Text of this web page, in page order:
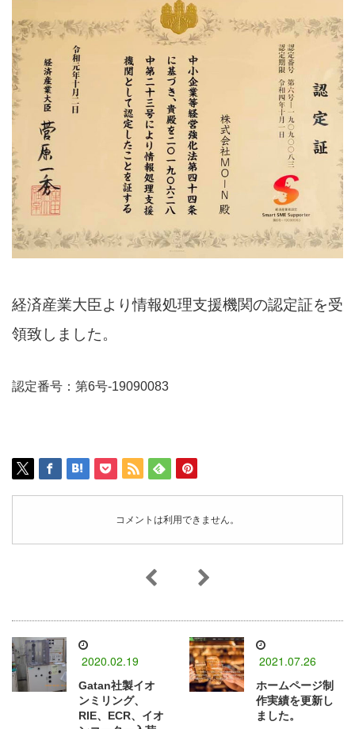
経済産業大臣より情報処理支援機関の認定証を受
領致しました。
認定番号：第6号-19090083
コメントは利用できません。
2020.02.19
Gatan社製イオ
ンミリング、
RIE、ECR、イオ
2021.07.26
ホームページ制
作実績を更新し
ました。